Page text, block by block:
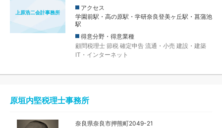
上原浩二会計事務所
アクセス
学園前駅・高の原駅・学研奈良登美ヶ丘駅・菖蒲池
駅
得意分野・得意業種
顧問税理士 節税 確定申告 流通・小売 建設・建築
IT・インターネット
原垣内堅税理士事務所
奈良県奈良市押熊町2049-21